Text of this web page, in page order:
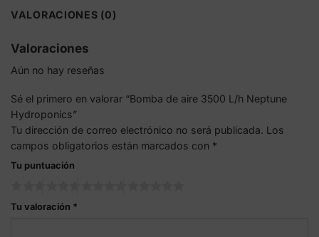
VALORACIONES (0)
Valoraciones
Aún no hay reseñas
Sé el primero en valorar “Bomba de aire 3500 L/h Neptune
Hydroponics”
Tu dirección de correo electrónico no será publicada. Los
campos obligatorios están marcados con *
Tu puntuación
Tu valoración *